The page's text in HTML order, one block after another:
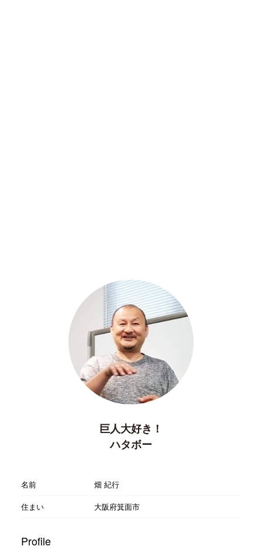
巨人大好き！
ハタボー
名前
畑 紀行
住まい
大阪府箕面市
Profile